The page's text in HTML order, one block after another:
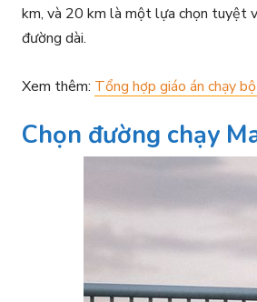
km, và 20 km là một lựa chọn tuyệt
đường dài.
Xem thêm: Tổng hợp giáo án chạy
Chọn đường chạy